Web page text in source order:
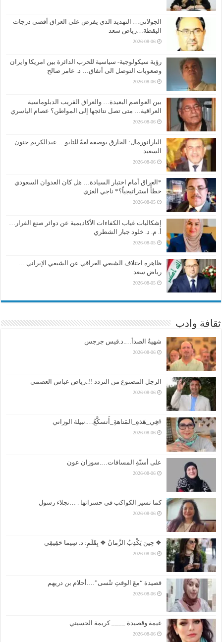
الجولاني… التهديد الذي يفرض على العراق أقصى درجات
اليقظة…رياض سعد
2026-08-06
رؤية سيكولوجية- سياسية للحرب الدائرة بين امريكا وايران
وصعوبات التوصل الى أتفاق… د. عامر صالح
2026-08-06
بين العواصم البعيدة… والعراق القريب الدبلوماسية
العراقية… متى تصل نتائجها إلى المواطن؟ عصام الياسري
2026-08-06
البارانورمال: الخارق بوصفه لغةً للتابو….عبدالكريم حنون
السعيد
2026-08-06
*العراق أمام اختبار السيادة… هل كان العدوان السعودي
خطأً استراتيجياً؟* ناجي الغزي
2026-08-05
إشكاليات غياب الكفاءات الأكاديمية عن دوائر صنع القرار…
أ. م. د. خلود جبار الشطري
2026-08-05
ظاهرة اختلاف الشيعي العراقي عن الشيعي الإيراني …
رياض سعد
2026-08-05
ثقافة وادب
شهيةُ الصدأ….د.قيس جرجس
2026-08-06
الرجل المصنوع من التردد !!..رياض عباس العصمي
2026-08-06
#فِي_هَذهِ_المَتاهةِ_أَتسكَّعُ….نبيلة الوزاني
2026-08-06
على أسنّةِ المسافات….سوزان عون
2026-08-06
كما تسير الكواكب في حسراتها . …نجلاء رسول
2026-08-06
❖ حِينَ يَكْذِبُ الزَّمانُ ❖ بِقَلَمِ: د. سِيما حَقِيقِي
2026-08-06
قصيدة “معَ الوقتِ تنْسى”….أحلام بن دريهم
2026-08-06
غيمة وقصيدة ____ كريمة الحسيني
2026-08-06